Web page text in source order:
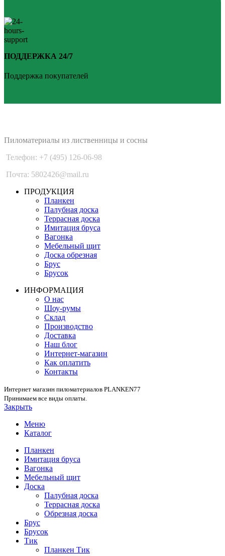
ПОДДЕРЖКА 24/7
Поддержка покупателей
Пиломатериалы из лиственницы и сосны
Телефон: +7 (495) 126-06-98
Почта: 5802426@mail.ru
ПРОДУКЦИЯ
Планкен
Палубная доска
Террасная доска
Имитация бруса
Вагонка
Мебельный щит
Доска обрезная
Брус
Брусок
ИНФОРМАЦИЯ
О нас
Шоу-румы
Склад
Производство
Доставка
Наш блог
Интернет-магазин
Как оплатить
Контакты
Интернет магазин пиломатериалов PLANKEN77
Принимаем все виды оплаты.
Закрыть
Меню
Каталог
Планкен
Имитация бруса
Вагонка
Мебельный щит
Доска
Палубная доска
Террасная доска
Обрезная доска
Брус
Брусок
Тик
Планкен Тик